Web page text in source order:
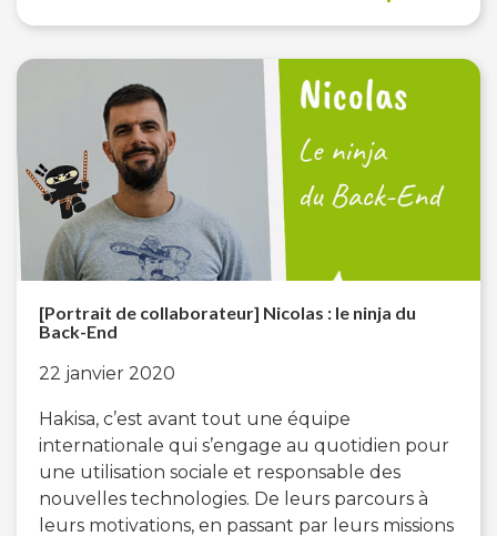
[Portrait de collaborateur] Nicolas : le ninja du
Back-End
22 janvier 2020
Hakisa, c’est avant tout une équipe
internationale qui s’engage au quotidien pour
une utilisation sociale et responsable des
nouvelles technologies. De leurs parcours à
leurs motivations, en passant par leurs missions